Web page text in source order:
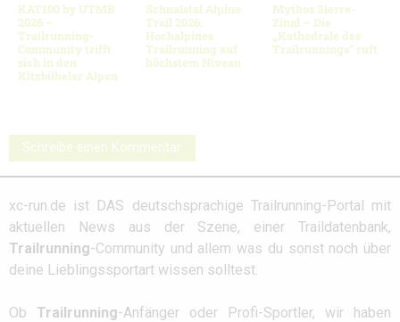
KAT100 by UTMB
2026 –
Trailrunning-
Community trifft
sich in den
Kitzbüheler Alpen
Schnalstal Alpine
Trail 2026:
Hochalpines
Trailrunning auf
höchstem Niveau
Mythos Sierre-
Zinal – Die
„Kathedrale des
Trailrunnings“ ruft
Schreibe einen Kommentar
xc-run.de ist DAS deutschsprachige Trailrunning-Portal mit
aktuellen News aus der Szene, einer Traildatenbank,
Trailrunning-Community und allem was du sonst noch über
deine Lieblingssportart wissen solltest.
Ob Trailrunning-Anfänger oder Profi-Sportler, wir haben